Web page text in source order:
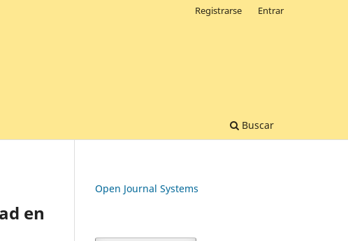
Buscar
Registrarse Entrar
en
Open Journal Systems